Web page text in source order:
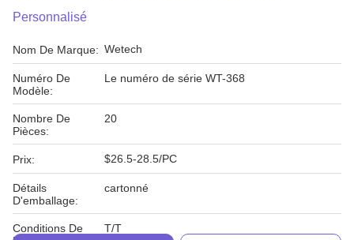
Personnalisé
Nom De Marque: Wetech
Numéro De
Modèle:
Le numéro de série WT-368
Nombre De
Pièces:
20
Prix: $26.5-28.5/PC
Détails
D'emballage:
cartonné
Conditions De
T/T